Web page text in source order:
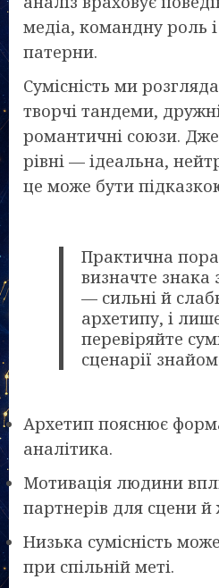
медіа, командну роль і
патерни.
Сумісність ми
творчі тандеми,
романтичні союзи.
рівні — ідеальна,
це може бути
Практична
визначте знака
— сильні й
архетипу, і
перевіряйте
сценарії
Архетип пояснює
аналітика.
Мотивація людини
партнерів для сцени й
Низька сумісність
при спільній меті.